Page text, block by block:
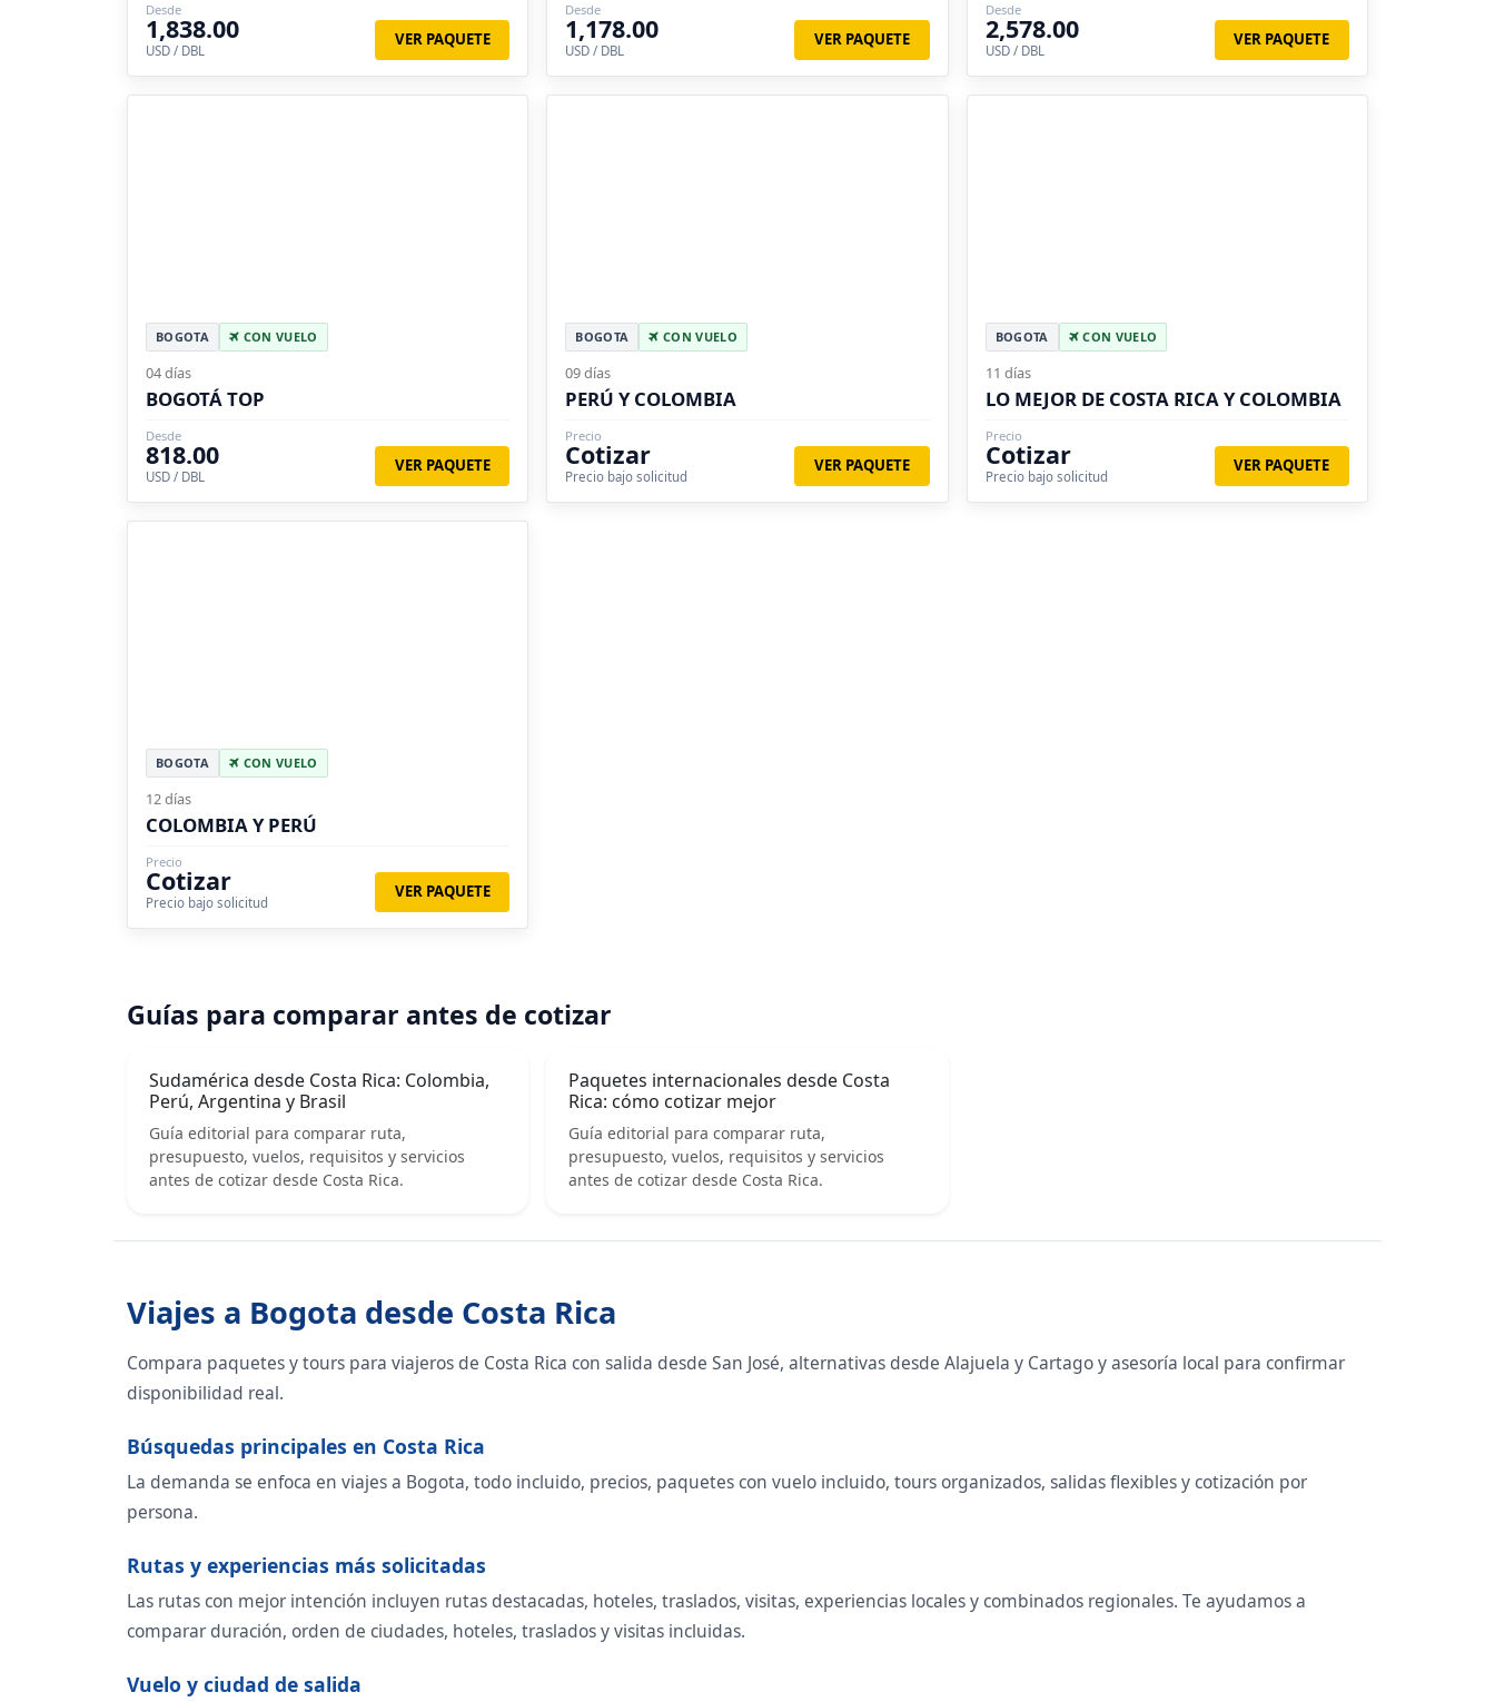
Desde
1,838.00
USD / DBL
VER PAQUETE
Desde
1,178.00
USD / DBL
VER PAQUETE
Desde
2,578.00
USD / DBL
VER PAQUETE
BOGOTA CON VUELO
04 días
BOGOTÁ TOP
Desde
818.00
USD / DBL
VER PAQUETE
BOGOTA CON VUELO
09 días
PERÚ Y COLOMBIA
Precio
Cotizar
Precio bajo solicitud
VER PAQUETE
BOGOTA CON VUELO
11 días
LO MEJOR DE COSTA RICA Y COLOMBIA
Precio
Cotizar
Precio bajo solicitud
VER PAQUETE
BOGOTA CON VUELO
12 días
COLOMBIA Y PERÚ
Precio
Cotizar
Precio bajo solicitud
VER PAQUETE
Guías para comparar antes de cotizar
Sudamérica desde Costa Rica: Colombia,
Perú, Argentina y Brasil
Guía editorial para comparar ruta,
presupuesto, vuelos, requisitos y servicios
antes de cotizar desde Costa Rica.
Paquetes internacionales desde Costa
Rica: cómo cotizar mejor
Guía editorial para comparar ruta,
presupuesto, vuelos, requisitos y servicios
antes de cotizar desde Costa Rica.
Viajes a Bogota desde Costa Rica
Compara paquetes y tours para viajeros de Costa Rica con salida desde San José, alternativas desde Alajuela y Cartago y asesoría local para confirmar
disponibilidad real.
Búsquedas principales en Costa Rica
La demanda se enfoca en viajes a Bogota, todo incluido, precios, paquetes con vuelo incluido, tours organizados, salidas flexibles y cotización por
persona.
Rutas y experiencias más solicitadas
Las rutas con mejor intención incluyen rutas destacadas, hoteles, traslados, visitas, experiencias locales y combinados regionales. Te ayudamos a
comparar duración, orden de ciudades, hoteles, traslados y visitas incluidas.
Vuelo y ciudad de salida